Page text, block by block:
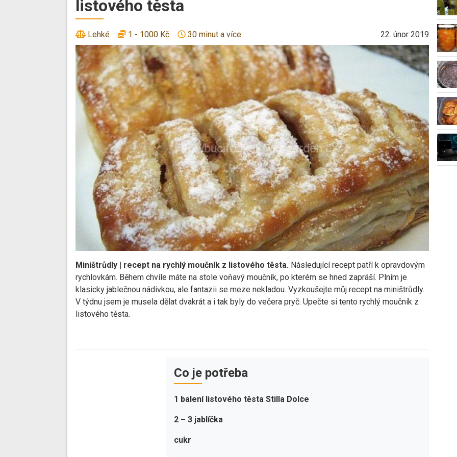
listového těsta
Lehké 1 - 1000 Kč 30 minut a více 22. únor 2019
Miništrůdly | recept na rychlý moučník z listového těsta. Následující recept patří k opravdovým
rychlovkám. Během chvíle máte na stole voňavý moučník, po kterém se hned zapráší. Plním je
klasicky jablečnou nádivkou, ale fantazii se meze nekladou. Vyzkoušejte můj recept na miništrůdly.
V týdnu jsem je musela dělat dvakrát a i tak byly do večera pryč. Upečte si tento rychlý moučník z
listového těsta.
Co je potřeba
1 balení listového těsta Stilla Dolce
2 –3 jablíčka
cukr